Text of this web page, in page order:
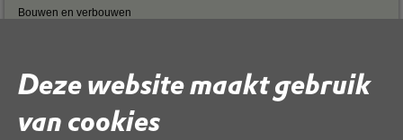
Deze website maakt gebruik
van cookies
Bouwen en verbouwen